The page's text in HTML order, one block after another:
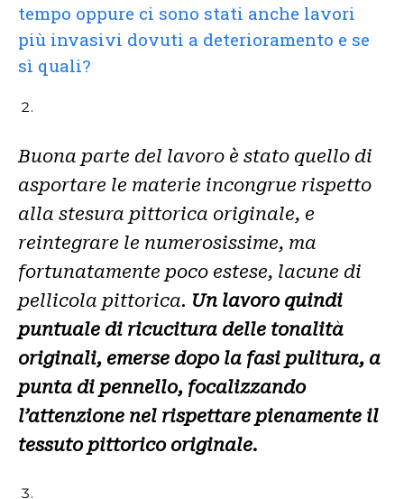
tempo oppure ci sono stati anche lavori
più invasivi dovuti a deterioramento e se
sì quali?
Buona parte del lavoro è stato quello di
asportare le materie incongrue rispetto
alla stesura pittorica originale, e
reintegrare le numerosissime, ma
fortunatamente poco estese, lacune di
pellicola pittorica. Un lavoro quindi
puntuale di ricucitura delle tonalità
originali, emerse dopo la fasi pulitura, a
punta di pennello, focalizzando
l’attenzione nel rispettare pienamente il
tessuto pittorico originale.